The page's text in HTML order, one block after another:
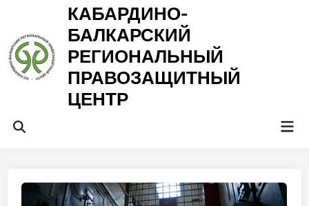
содержимому
КАБАРДИНО-
БАЛКАРСКИЙ
РЕГИОНАЛЬНЫЙ
ПРАВОЗАЩИТНЫЙ
ЦЕНТР
Открыть